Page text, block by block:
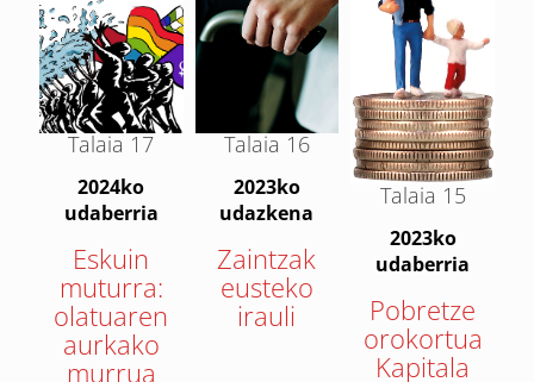
Talaia 17
2024ko
udaberria
Eskuin
muturra:
olatuaren
aurkako
murrua
Talaia 16
2023ko
udazkena
Zaintzak
eusteko
irauli
Talaia 15
2023ko
udaberria
Pobretze
orokortua
Kapitala